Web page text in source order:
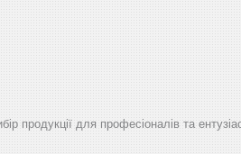
продукції для професіоналів та